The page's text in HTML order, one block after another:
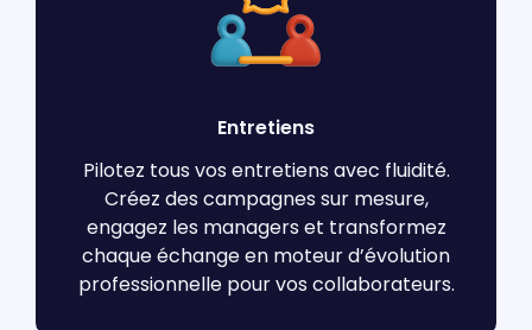
Entretiens
Pilotez tous vos entretiens avec fluidité.
Créez des campagnes sur mesure,
engagez les managers et transformez
chaque échange en moteur d’évolution
professionnelle pour vos collaborateurs.